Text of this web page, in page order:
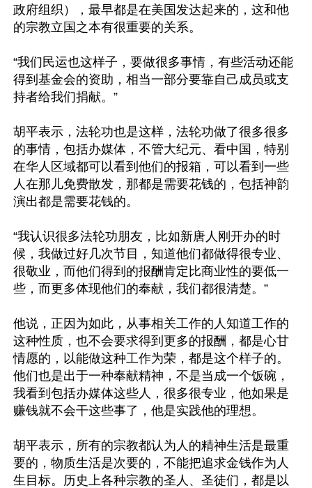
政府组织），最早都是在美国发达起来的，这和他
的宗教立国之本有很重要的关系。
“我们民运也这样子，要做很多事情，有些活动还能
得到基金会的资助，相当一部分要靠自己成员或支
持者给我们捐献。”
胡平表示，法轮功也是这样，法轮功做了很多很多
的事情，包括办媒体，不管大纪元、看中国，特别
在华人区域都可以看到他们的报箱，可以看到一些
人在那儿免费散发，那都是需要花钱的，包括神韵
演出都是需要花钱的。
“我认识很多法轮功朋友，比如新唐人刚开办的时
候，我做过好几次节目，知道他们都做得很专业、
很敬业，而他们得到的报酬肯定比商业性的要低一
些，而更多体现他们的奉献，我们都很清楚。”
他说，正因为如此，从事相关工作的人知道工作的
这种性质，也不会要求得到更多的报酬，都是心甘
情愿的，以能做这种工作为荣，都是这个样子的。
他们也是出于一种奉献精神，不是当成一个饭碗，
我看到包括办媒体这些人，很多很专业，他如果是
赚钱就不会干这些事了，他是实践他的理想。
胡平表示，所有的宗教都认为人的精神生活是最重
要的，物质生活是次要的，不能把追求金钱作为人
生目标。历史上各种宗教的圣人、圣徒们，都是以